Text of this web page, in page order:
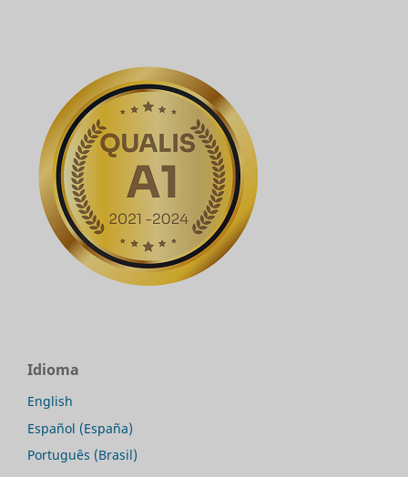
Idioma
English
Español (España)
Português (Brasil)